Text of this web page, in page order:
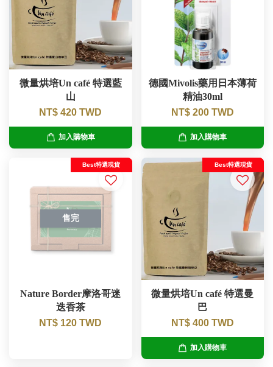
微量烘培Un café 特選藍
山
NT$ 420 TWD
加入購物車
德國Mivolis藥用日本薄荷
精油30ml
NT$ 200 TWD
加入購物車
售完
Best特選現貨
Nature Border摩洛哥迷
迭香茶
NT$ 120 TWD
Best特選現貨
微量烘培Un café 特選曼
巴
NT$ 400 TWD
加入購物車